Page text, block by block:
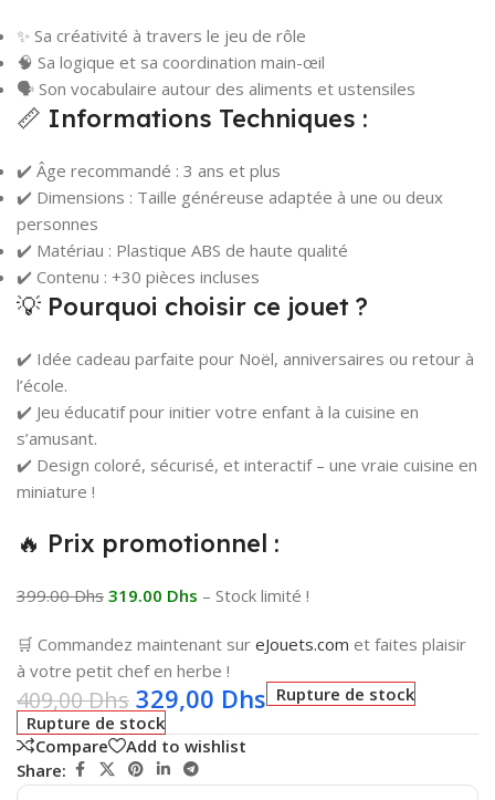
✨ Sa créativité à travers le jeu de rôle
🧠 Sa logique et sa coordination main-œil
🗣️ Son vocabulaire autour des aliments et ustensiles
📏 Informations Techniques :
✔️ Âge recommandé : 3 ans et plus
✔️ Dimensions : Taille généreuse adaptée à une ou deux
personnes
✔️ Matériau : Plastique ABS de haute qualité
✔️ Contenu : +30 pièces incluses
💡 Pourquoi choisir ce jouet ?
✔️ Idée cadeau parfaite pour Noël, anniversaires ou retour à
l’école.
✔️ Jeu éducatif pour initier votre enfant à la cuisine en
s’amusant.
✔️ Design coloré, sécurisé, et interactif – une vraie cuisine en
miniature !
🔥 Prix promotionnel :
399.00 Dhs 319.00 Dhs – Stock limité !
🛒 Commandez maintenant sur eJouets.com et faites plaisir
à votre petit chef en herbe !
409,00Dhs 329,00 Dhs Rupture de stock
Rupture de stock
Compare
Add to wishlist
Share: